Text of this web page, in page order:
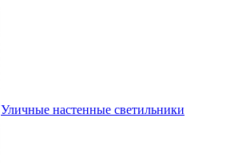
Уличные настенные светильники